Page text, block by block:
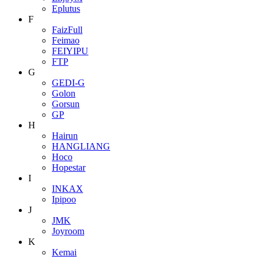
Eplutus
F
FaizFull
Feimao
FEIYIPU
FTP
G
GEDI-G
Golon
Gorsun
GP
H
Hairun
HANGLIANG
Hoco
Hopestar
I
INKAX
Ipipoo
J
JMK
Joyroom
K
Kemai